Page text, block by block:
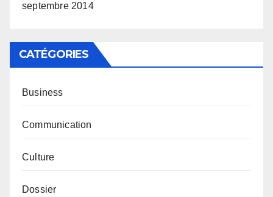
septembre 2014
CATÉGORIES
Business
Communication
Culture
Dossier